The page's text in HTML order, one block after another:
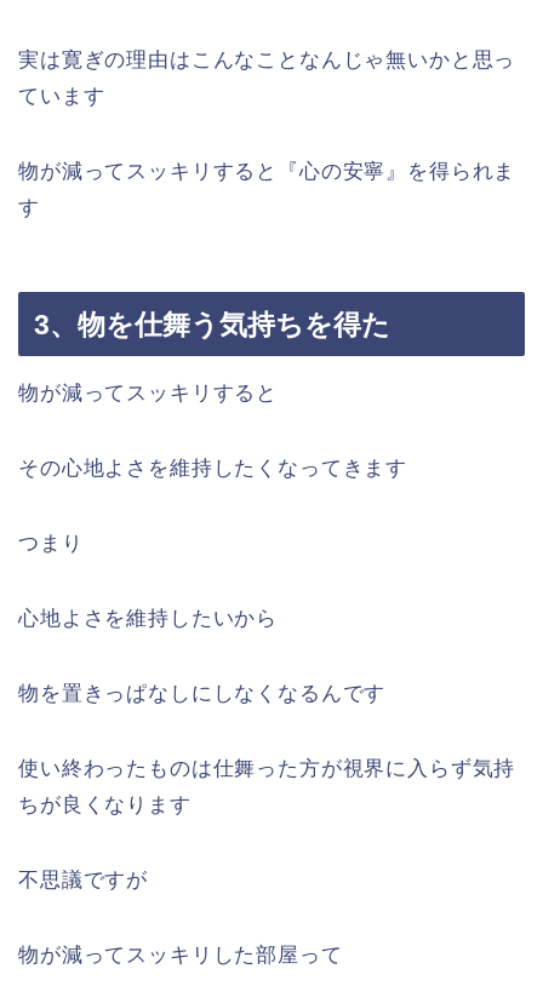
実は寛ぎの理由はこんなことなんじゃ無いかと思っ
ています
物が減ってスッキリすると『心の安寧』を得られま
す
3、物を仕舞う気持ちを得た
物が減ってスッキリすると
その心地よさを維持したくなってきます
つまり
心地よさを維持したいから
物を置きっぱなしにしなくなるんです
使い終わったものは仕舞った方が視界に入らず気持
ちが良くなります
不思議ですが
物が減ってスッキリした部屋って